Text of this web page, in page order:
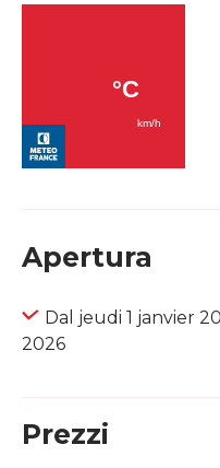
Apertura
Dal jeudi 1 janvier
2026
Prezzi